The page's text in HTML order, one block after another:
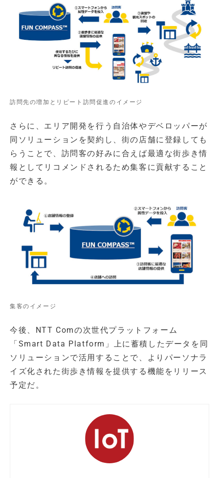
訪問先の増加とリピート訪問促進のイメージ
さらに、エリア開発を行う自治体やデベロッパーが
同ソリューションを契約し、街の店舗に登録しても
らうことで、訪問客の好みに合えば最適な街歩き情
報としてリコメンドされるため集客に貢献すること
ができる。
集客のイメージ
今後、NTT Comの次世代プラットフォーム
「Smart Data Platform」上に蓄積したデータを同
ソリューションで活用することで、よりパーソナラ
イズ化された街歩き情報を提供する機能をリリース
予定だ。